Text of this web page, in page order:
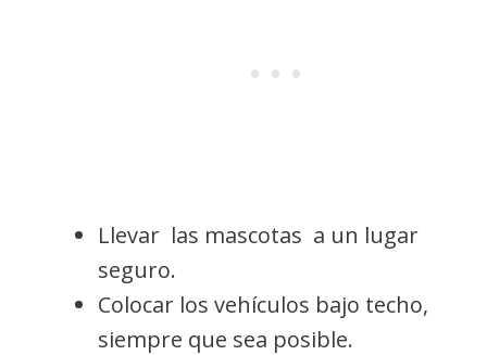
Llevar las mascotas a un lugar
seguro.
Colocar los vehículos bajo techo,
siempre que sea posible.